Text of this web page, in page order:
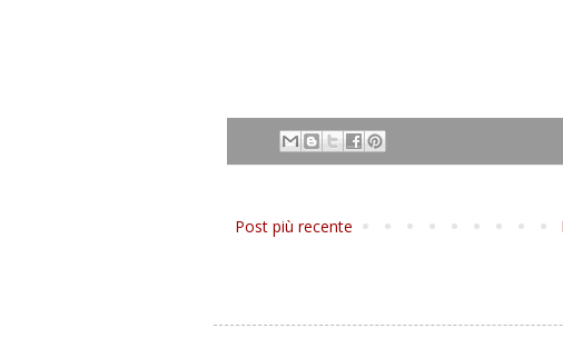
Post più recente